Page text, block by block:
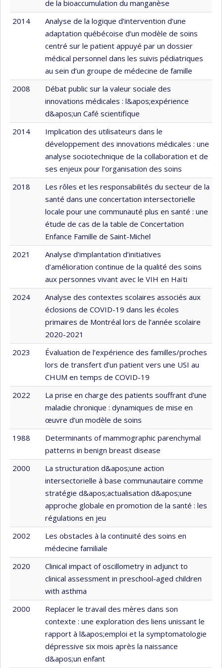
de la bioaccumulation du manganèse
2014
Analyse de la logique d’intervention d’une
adaptation québécoise d’un modèle de soins
centré sur le patient appuyé par un dossier
médical personnel dans les suivis pédiatriques
au sein d’un groupe de médecine de famille
2008
Débat public sur la valeur sociale des
innovations médicales : l&apos;expérience
d&apos;un Café scientifique
2014
Implication des utilisateurs dans le
développement des innovations médicales : une
analyse sociotechnique de la collaboration et de
ses enjeux pour l’organisation des soins
2018
Les rôles et les responsabilités du secteur de la
santé dans une concertation intersectorielle
locale pour une communauté plus en santé : une
étude de cas de la table de Concertation
Enfance Famille de Saint-Michel
2021
Analyse d’implantation d’initiatives
d’amélioration continue de la qualité des soins
aux personnes vivant avec le VIH en Haïti
2024
Analyse des contextes scolaires associés aux
éclosions de COVID-19 dans les écoles
primaires de Montréal lors de l’année scolaire
2020-2021
2023
Évaluation de l’expérience des familles/proches
lors de transfert d’un patient vers une USI au
CHUM en temps de COVID-19
2022
La prise en charge des patients souffrant d’une
maladie chronique : dynamiques de mise en
œuvre d’un modèle de soins
1988
Determinants of mammographic parenchymal
patterns in benign breast disease
2000
La structuration d&apos;une action
intersectorielle à base communautaire comme
stratégie d&apos;actualisation d&apos;une
approche globale en promotion de la santé : les
régulations en jeu
2002
Les obstacles à la continuité des soins en
médecine familiale
2020
Clinical impact of oscillometry in adjunct to
clinical assessment in preschool-aged children
with asthma
2000
Replacer le travail des mères dans son
contexte : une exploration des liens unissant le
rapport à l&apos;emploi et la symptomatologie
dépressive six mois après la naissance
d&apos;un enfant